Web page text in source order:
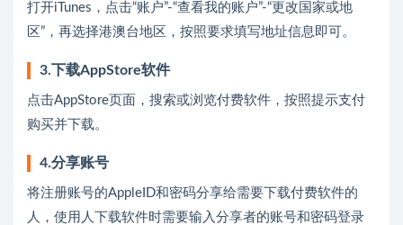
打开iTunes，点击“账户”-“查看我的账户”-“更改国家或地
区”，再选择港澳台地区，按照要求填写地址信息即可。
3.下载AppStore软件
点击AppStore页面，搜索或浏览付费软件，按照提示支付
购买并下载。
4.分享账号
将注册账号的AppleID和密码分享给需要下载付费软件的
人，使用人下载软件时需要输入分享者的账号和密码登录